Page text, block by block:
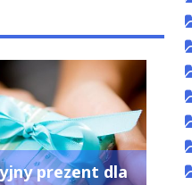
prezent dla